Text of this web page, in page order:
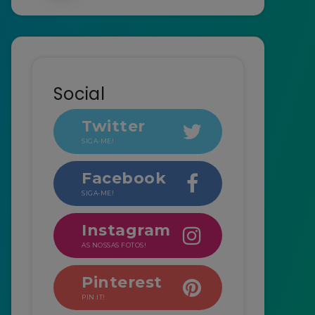
Social
Twitter
SIGA-ME!
Facebook
SIGA-ME!
Instagram
AS NOSSAS FOTOS!
Pinterest
PIN IT!